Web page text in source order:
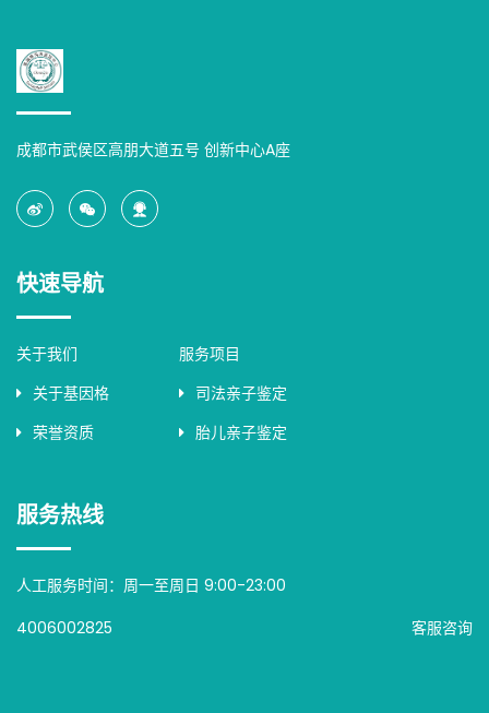
成都市武侯区高朋大道五号 创新中心A座
快速导航
关于我们
关于基因格
荣誉资质
服务项目
司法亲子鉴定
胎儿亲子鉴定
服务热线
人工服务时间：周一至周日 9:00-23:00
4006002825
客服咨询